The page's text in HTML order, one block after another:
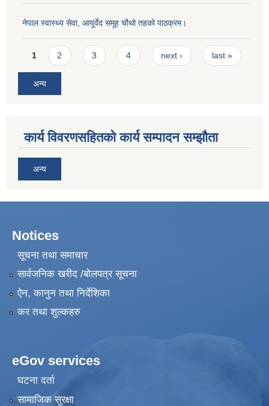
नेपाल स्वास्थ्य सेवा, आयूर्वेद समूह चौथो तहको पाठक्रम।
Pages
1 2 3 4 next › last »
अन्य
कार्य विवरणसहितको कार्य सम्पादन सम्झौता
अन्य
Notices
सूचना तथा समाचार
सार्वजनिक खरीद /बोलपत्र सूचना
ऐन, कानुन तथा निर्देशिका
कर तथा शुल्कहरु
eGov services
घटना दर्ता
सामाजिक सुरक्षा